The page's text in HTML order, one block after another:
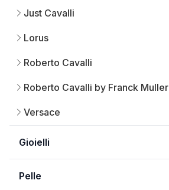
Just Cavalli
Lorus
Roberto Cavalli
Roberto Cavalli by Franck Muller
Versace
Gioielli
Pelle